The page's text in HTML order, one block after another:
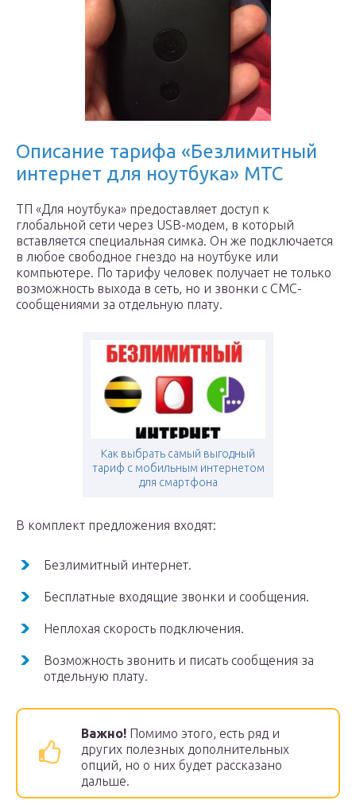
Описание тарифа «Безлимитный
интернет для ноутбука» МТС
ТП «Для ноутбука» предоставляет доступ к
глобальной сети через USB-модем, в который
вставляется специальная симка. Он же подключается
в любое свободное гнездо на ноутбуке или
компьютере. По тарифу человек получает не только
возможность выхода в сеть, но и звонки с СМС-
сообщениями за отдельную плату.
Как выбрать самый выгодный
тариф с мобильным интернетом
для смартфона
В комплект предложения входят:
Безлимитный интернет.
Бесплатные входящие звонки и сообщения.
Неплохая скорость подключения.
Возможность звонить и писать сообщения за
отдельную плату.
Важно! Помимо этого, есть ряд и
других полезных дополнительных
опций, но о них будет рассказано
дальше.